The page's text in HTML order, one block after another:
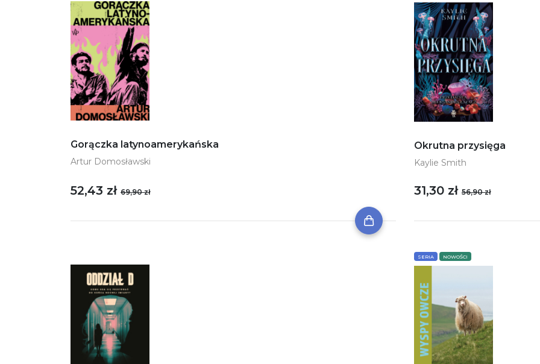
Gorączka latynoamerykańska
Artur Domosławski
52,43 zł 69,90 zł
Okrutna przysięga
Kaylie Smith
31,30 zł 56,90 zł
SERIA NOWOŚCI